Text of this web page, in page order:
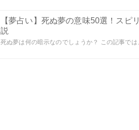
【夢占い】死ぬ夢の意味50選！ス
説
死ぬ夢は何の暗示なのでしょうか？ この記事で